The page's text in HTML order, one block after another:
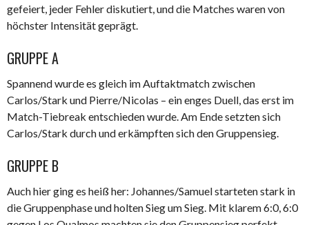
gefeiert, jeder Fehler diskutiert, und die Matches waren von
höchster Intensität geprägt.
GRUPPE A
Spannend wurde es gleich im Auftaktmatch zwischen
Carlos/Stark und Pierre/Nicolas – ein enges Duell, das erst im
Match-Tiebreak entschieden wurde. Am Ende setzten sich
Carlos/Stark durch und erkämpften sich den Gruppensieg.
GRUPPE B
Auch hier ging es heiß her: Johannes/Samuel starteten stark in
die Gruppenphase und holten Sieg um Sieg. Mit klarem 6:0, 6:0